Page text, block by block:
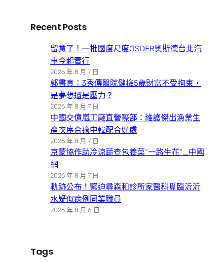
Recent Posts
留意了！一批國度尺度OSDER奧斯德台北汽
車今起實行
2026 年 8 月 7 日
郭書真：3秀傳醫院健檢5歲財富不受拘束，
是夢想還是壓力？
2026 年 8 月 7 日
中國交億嵐工廠直營際部：維護傑出漁業生
產次序合適中韓配合好處
2026 年 8 月 7 日
京蒙協作助冷涼蔬查包養菜“一路生花”_中國
網
2026 年 8 月 7 日
軌跡公布！緊迫尋森和診所家醫科覓臨沂沂
水疑似病例同業職員
2026 年 8 月 6 日
Tags